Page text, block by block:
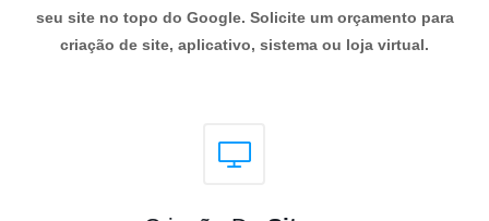
seu site no topo do Google. Solicite um orçamento para
criação de site, aplicativo, sistema ou loja virtual.